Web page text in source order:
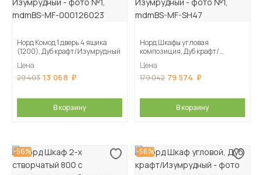
Норд Комод 1 дверь 4 ящика
(1200), Дуб крафт/Изумрудный
Цена
29 403 13 068
В корзину
Норд Шкафы угловая
композиция, Дуб крафт/
Цена
179 042 79 574
В корзину
-56% -56%